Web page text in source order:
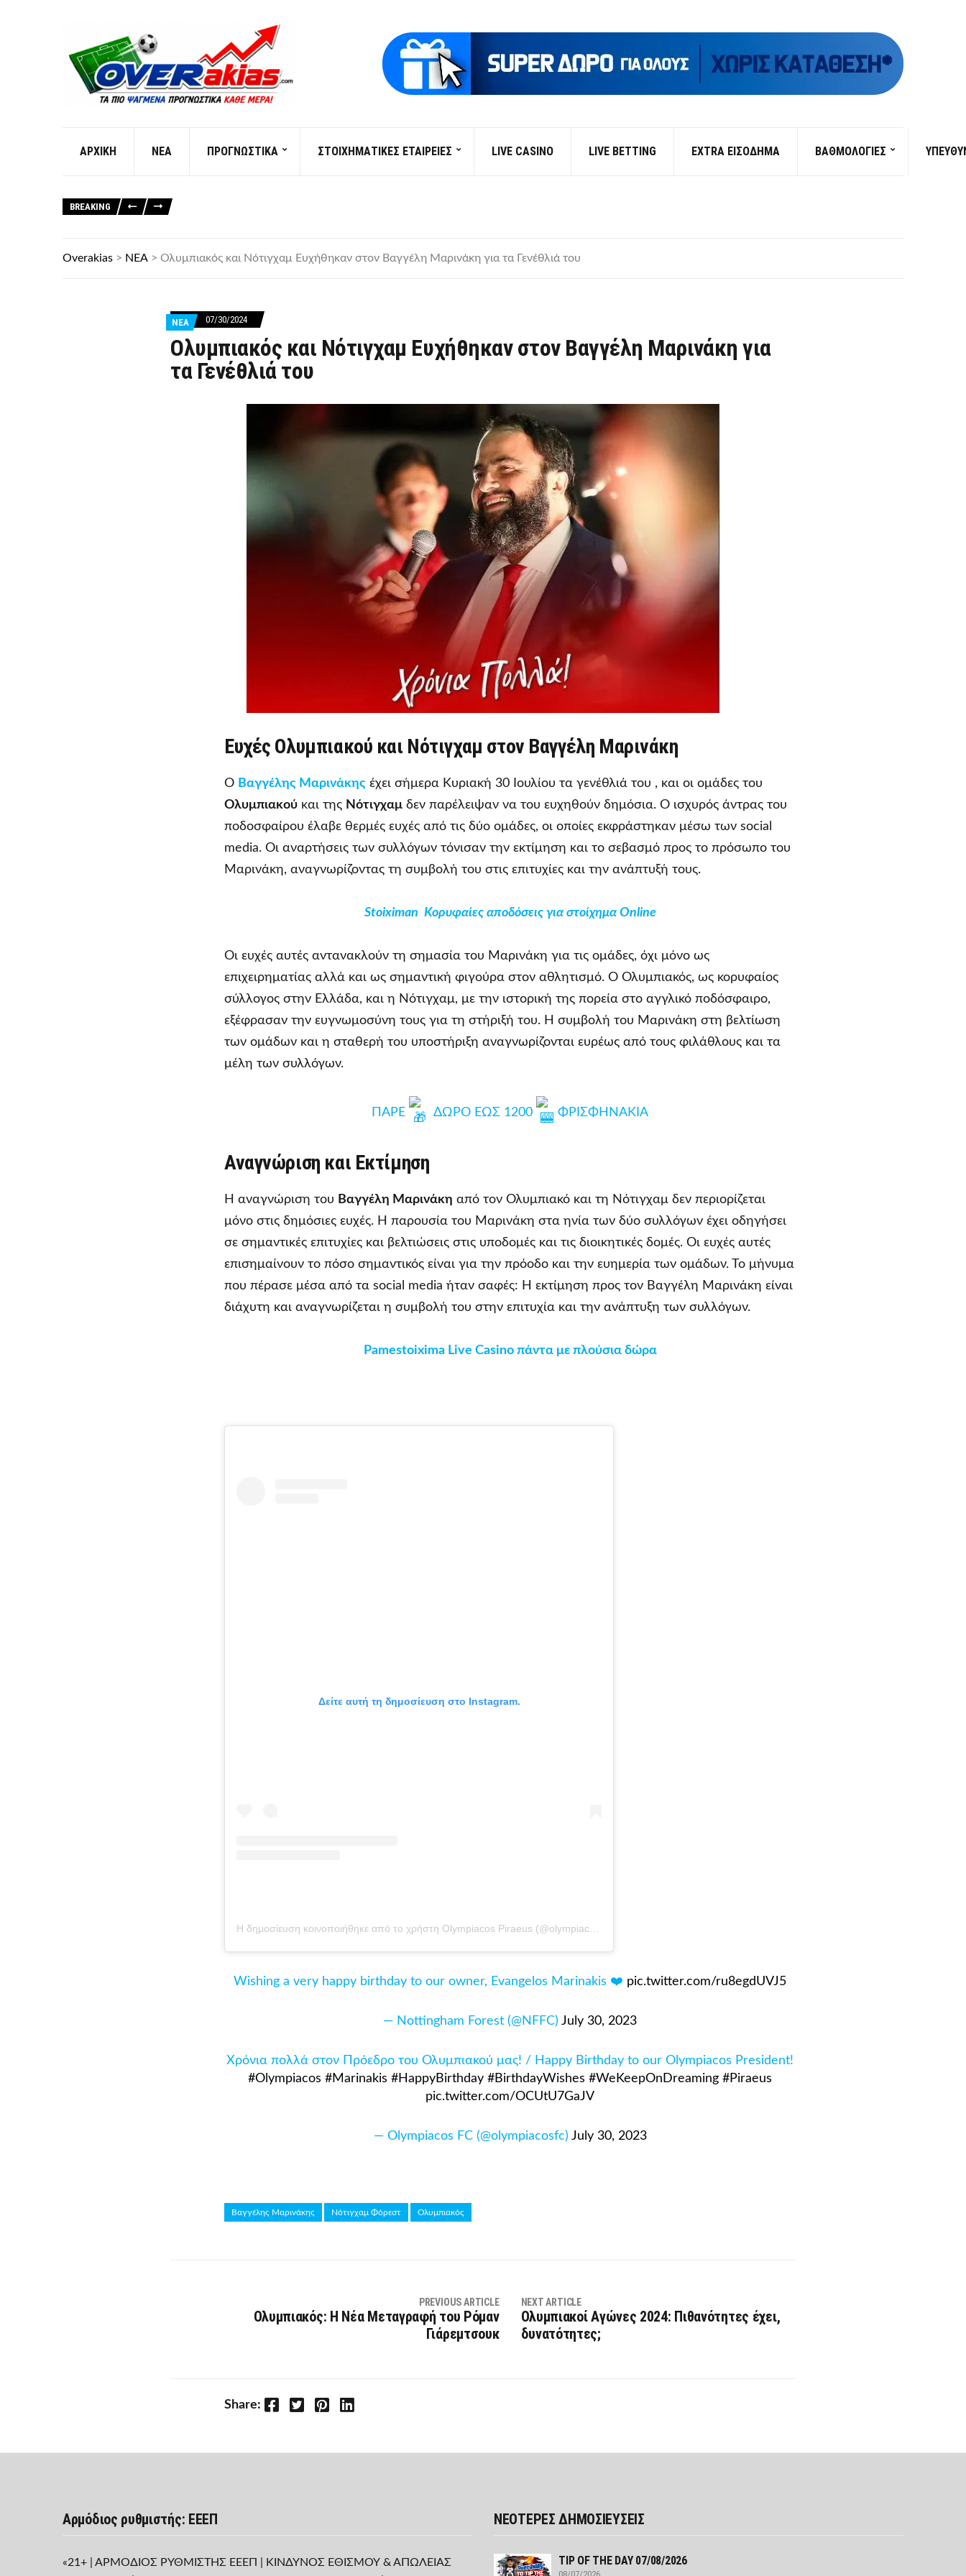
AΡXIKH ΝΕΑ ΠΡΟΓΝΩΣΤΙΚΑ ΣΤΟΙΧΗΜΑΤΙΚΕΣ ΕΤΑΙΡΕΙΕΣ LIVE CASINO LIVE BETTING EXTRA ΕΙΣΟΔΗΜΑ ΒΑΘΜΟΛΟΓΙΕΣ
BREAKING
Overakias > ΝΕΑ > Ολυμπιακός και Νότιγχαμ Ευχήθηκαν στον Βαγγέλη Μαρινάκη για τα Γενέθλιά του
ΝΕΑ 07/30/2024
Ολυμπιακός και Νότιγχαμ Ευχήθηκαν στον Βαγγέλη Μαρινάκη για
τα Γενέθλιά του
Ευχές Ολυμπιακού και Νότιγχαμ στον Βαγγέλη Μαρινάκη
Ο Βαγγέλης Μαρινάκης έχει σήμερα Κυριακή 30 Ιουλίου τα γενέθλιά του , και οι ομάδες του
Ολυμπιακού και της Νότιγχαμ δεν παρέλειψαν να του ευχηθούν δημόσια. Ο ισχυρός άντρας του
ποδοσφαίρου έλαβε θερμές ευχές από τις δύο ομάδες, οι οποίες εκφράστηκαν μέσω των social
media. Οι αναρτήσεις των συλλόγων τόνισαν την εκτίμηση και το σεβασμό προς το πρόσωπο του
Μαρινάκη, αναγνωρίζοντας τη συμβολή του στις επιτυχίες και την ανάπτυξή τους.
Stoiximan Κορυφαίες αποδόσεις για στοίχημα Online
Οι ευχές αυτές αντανακλούν τη σημασία του Μαρινάκη για τις ομάδες, όχι μόνο ως
επιχειρηματίας αλλά και ως σημαντική φιγούρα στον αθλητισμό. Ο Ολυμπιακός, ως κορυφαίος
σύλλογος στην Ελλάδα, και η Νότιγχαμ, με την ιστορική της πορεία στο αγγλικό ποδόσφαιρο,
εξέφρασαν την ευγνωμοσύνη τους για τη στήριξή του. Η συμβολή του Μαρινάκη στη βελτίωση
των ομάδων και η σταθερή του υποστήριξη αναγνωρίζονται ευρέως από τους φιλάθλους και τα
μέλη των συλλόγων.
ΠΑΡΕ ΔΩΡΟ ΕΩΣ 1200 ΦΡΙΣΦΗΝΑΚΙΑ
Αναγνώριση και Εκτίμηση
Η αναγνώριση του Βαγγέλη Μαρινάκη από τον Ολυμπιακό και τη Νότιγχαμ δεν περιορίζεται
μόνο στις δημόσιες ευχές. Η παρουσία του Μαρινάκη στα ηνία των δύο συλλόγων έχει οδηγήσει
σε σημαντικές επιτυχίες και βελτιώσεις στις υποδομές και τις διοικητικές δομές. Οι ευχές αυτές
επισημαίνουν το πόσο σημαντικός είναι για την πρόοδο και την ευημερία των ομάδων. Το μήνυμα
που πέρασε μέσα από τα social media ήταν σαφές: Η εκτίμηση προς τον Βαγγέλη Μαρινάκη είναι
διάχυτη και αναγνωρίζεται η συμβολή του στην επιτυχία και την ανάπτυξη των συλλόγων.
Pamestoixima Live Casino πάντα με πλούσια δώρα
Δείτε αυτή τη δημοσίευση στο Instagram.
Wishing a very happy birthday to our owner, Evangelos Marinakis ❤️ pic.twitter.com/ru8egdUVJ5
— Nottingham Forest (@NFFC) July 30, 2023
Χρόνια πολλά στον Πρόεδρο του Ολυμπιακού μας! / Happy Birthday to our Olympiacos President!
#Olympiacos #Marinakis #HappyBirthday #BirthdayWishes #WeKeepOnDreaming #Piraeus
pic.twitter.com/OCUtU7GaJV
— Olympiacos FC (@olympiacosfc) July 30, 2023
Βαγγέλης Μαρινάκης Νότιγχαμ Φόρεστ Ολυμπιακός
PREVIOUS ARTICLE
Ολυμπιακός: Η Νέα Μεταγραφή του Ρόμαν
Γιάρεμτσουκ
NEXT ARTICLE
Ολυμπιακοί Αγώνες 2024: Πιθανότητες έχει,
δυνατότητες;
Share: Facebook Twitter Pinterest LinkedIn
Αρμόδιος ρυθμιστής: ΕΕΕΠ
«21+ | ΑΡΜΟΔΙΟΣ ΡΥΘΜΙΣΤΗΣ ΕΕΕΠ | ΚΙΝΔΥΝΟΣ ΕΘΙΣΜΟΥ & ΑΠΩΛΕΙΑΣ
ΝΕΟΤΕΡΕΣ ΔΗΜΟΣΙΕΥΣΕΙΣ
TIP OF THE DAY 07/08/2026